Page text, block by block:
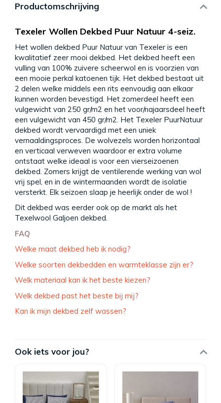
Productomschrijving
Texeler Wollen Dekbed Puur Natuur 4-seiz.
Het wollen dekbed Puur Natuur van Texeler is een
kwalitatief zeer mooi dekbed. Het dekbed heeft een
vulling van 100% zuivere scheerwol en is voorzien van
een mooie perkal katoenen tijk. Het dekbed bestaat uit
2 delen welke middels een rits eenvoudig aan elkaar
kunnen worden bevestigd. Het zomerdeel heeft een
vulgewicht van 250 gr/m2 en het voor/najaarsdeel heeft
een vulgewicht van 450 gr/m2. Het Texeler PuurNatuur
dekbed wordt vervaardigd met een uniek
vernaaldingsproces. De wolvezels worden horizontaal
en verticaal verweven waardoor er extra volume
ontstaat welke ideaal is voor een vierseizoenen
dekbed. Zomers krijgt de ventilerende werking van wol
vrij spel, en in de wintermaanden wordt de isolatie
versterkt. Elk seizoen slaap je heerlijk onder de wol !
Dit dekbed was eerder ook op de markt als het
Texelwool Galjoen dekbed.
FAQ
Welke maat dekbed heb ik nodig?
Welke soorten dekbedden en warmteklasse zijn er?
Welk materiaal kan ik het beste kiezen?
Welk dekbed past het beste bij mij?
Kan ik mijn dekbed zelf wassen?
Ook iets voor jou?